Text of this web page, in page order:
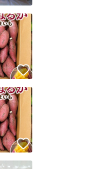
したユーザーにバッジを付与して
の基準をクリアした安心・安全なユーザ
はYahoo!フリマの取引を完了させた実績
は他フリマサービスでの取引実績があり
情報をコピーします
ています
出品ページへ
いいね！
いいね！